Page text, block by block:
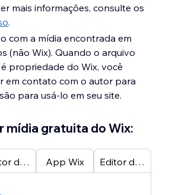
mais informações, consulte os
.
com a mídia encontrada em
(não Wix). Quando o arquivo
propriedade do Wix, você
em contato com o autor para
para usá-lo em seu site.
mídia gratuita do Wix:
Editor do Wix Studio App Wix Editor do Wix Harmony